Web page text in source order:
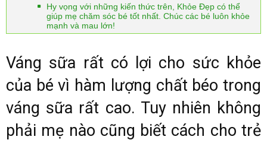
Hy vọng với những kiến thức trên, Khỏe Đẹp có thể
giúp mẹ chăm sóc bé tốt nhất. Chúc các bé luôn khỏe
mạnh và mau lớn!
Váng sữa rất có lợi cho sức khỏe
của bé vì hàm lượng chất béo trong
váng sữa rất cao. Tuy nhiên không
phải mẹ nào cũng biết cách cho trẻ